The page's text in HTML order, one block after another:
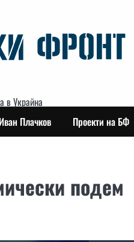
в Украйна
Плачков Проекти на БФ
подем